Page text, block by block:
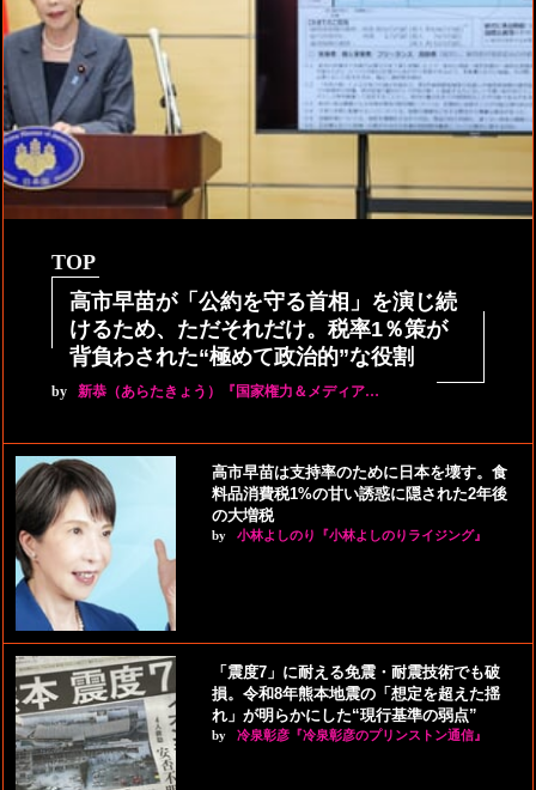
TOP
高市早苗が「公約を守る首相」を演じ続
けるため、ただそれだけ。税率1％策が
背負わされた“極めて政治的”な役割
by 新恭（あらたきょう）『国家権力＆メディア…
高市早苗は支持率のために日本を壊す。食
料品消費税1%の甘い誘惑に隠された2年後
の大増税
by 小林よしのり『小林よしのりライジング』
「震度7」に耐える免震・耐震技術でも破
損。令和8年熊本地震の「想定を超えた揺
れ」が明らかにした“現行基準の弱点”
by 冷泉彰彦『冷泉彰彦のプリンストン通信』